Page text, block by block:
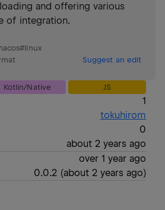
and offering various
of integration.
#linux
Suggest an edit
Kotlin/Native JS
1
tokuhirom
0
about 2 years ago
over 1 year ago
0.0.2 (about 2 years ago)